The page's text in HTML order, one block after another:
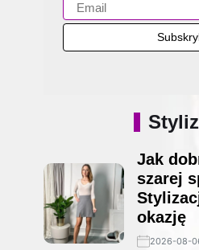
Jak
szarej
okazję
2026-08-